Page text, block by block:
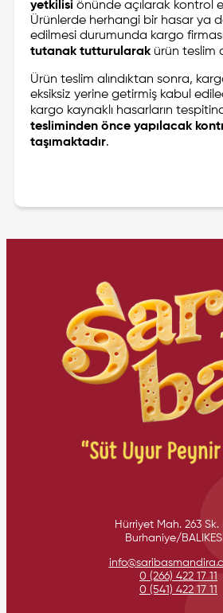
yetkilisi önünde açılarak kontrol
Ürünlerde herhangi bir hasar ya
edilmesi durumunda kargo
tutanak tutturularak ürün teslim
Ürün teslim alındıktan sonra,
eksiksiz yerine getirmiş kabul
kargo kaynaklı hasarların
tesliminden önce yapılacak
taşımaktadır.
Hürriyet Mah. 263 Sk.
Burhaniye/
0 (266) 422 17 11
0 (541) 422 17 11